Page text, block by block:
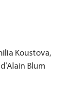
Koustova,
Blum